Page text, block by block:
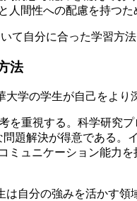
人間性への配慮を持つ
て自分に合った学習方
法
学の学生が自己をよ
を重視する。科学研究
題解決が得意である。
ミュニケーション能力
自分の強みを活かす